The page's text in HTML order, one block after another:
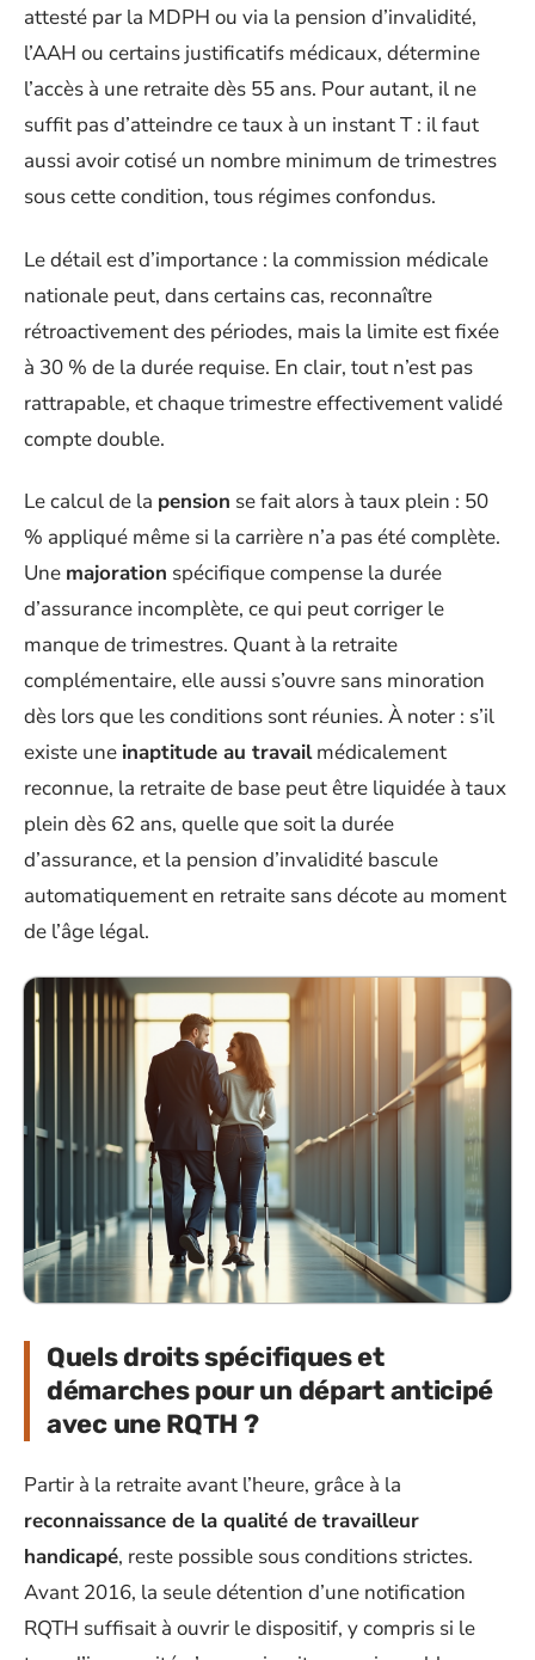
attesté par la MDPH ou via la pension d’invalidité,
l’AAH ou certains justificatifs médicaux, détermine
l’accès à une retraite dès 55 ans. Pour autant, il ne
suffit pas d’atteindre ce taux à un instant T : il faut
aussi avoir cotisé un nombre minimum de trimestres
sous cette condition, tous régimes confondus.
Le détail est d’importance : la commission médicale
nationale peut, dans certains cas, reconnaître
rétroactivement des périodes, mais la limite est fixée
à 30 % de la durée requise. En clair, tout n’est pas
rattrapable, et chaque trimestre effectivement validé
compte double.
Le calcul de la pension se fait alors à taux plein : 50
% appliqué même si la carrière n’a pas été complète.
Une majoration spécifique compense la durée
d’assurance incomplète, ce qui peut corriger le
manque de trimestres. Quant à la retraite
complémentaire, elle aussi s’ouvre sans minoration
dès lors que les conditions sont réunies. À noter : s’il
existe une inaptitude au travailmédicalement
reconnue, la retraite de base peut être liquidée à taux
plein dès 62 ans, quelle que soit la durée
d’assurance, et la pension d’invalidité bascule
automatiquement en retraite sans décote au moment
de l’âge légal.
Quels droits spécifiques et
démarches pour un départ anticipé
avec une RQTH ?
Partir à la retraite avant l’heure, grâce à la
reconnaissance de la qualité de travailleur
handicapé, reste possible sous conditions strictes.
Avant 2016, la seule détention d’une notification
RQTH suffisait à ouvrir le dispositif, y compris si le